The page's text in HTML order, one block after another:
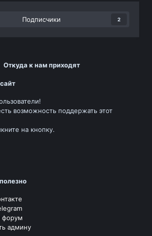
Подписчики 2
Откуда к нам приходят
возможность поддержать этот
на кнопку.
форум
админу